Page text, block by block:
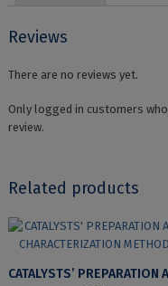
Reviews
There are no reviews yet.
Only logged in customers
review.
Related products